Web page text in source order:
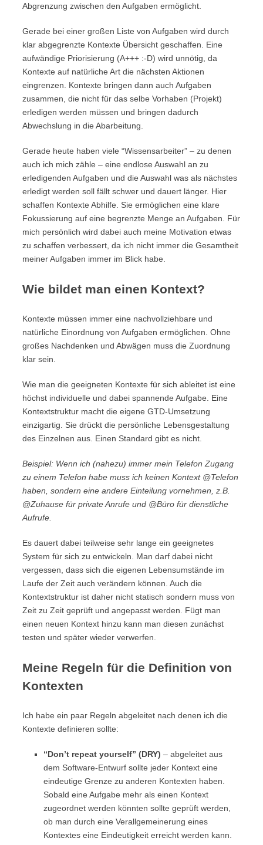
Abgrenzung zwischen den Aufgaben ermöglicht.
Gerade bei einer großen Liste von Aufgaben wird durch
klar abgegrenzte Kontexte Übersicht geschaffen. Eine
aufwändige Priorisierung (A+++ :-D) wird unnötig, da
Kontexte auf natürliche Art die nächsten Aktionen
eingrenzen. Kontexte bringen dann auch Aufgaben
zusammen, die nicht für das selbe Vorhaben (Projekt)
erledigen werden müssen und bringen dadurch
Abwechslung in die Abarbeitung.
Gerade heute haben viele “Wissensarbeiter” – zu denen
auch ich mich zähle – eine endlose Auswahl an zu
erledigenden Aufgaben und die Auswahl was als nächstes
erledigt werden soll fällt schwer und dauert länger. Hier
schaffen Kontexte Abhilfe. Sie ermöglichen eine klare
Fokussierung auf eine begrenzte Menge an Aufgaben. Für
mich persönlich wird dabei auch meine Motivation etwas
zu schaffen verbessert, da ich nicht immer die Gesamtheit
meiner Aufgaben immer im Blick habe.
Wie bildet man einen Kontext?
Kontexte müssen immer eine nachvollziehbare und
natürliche Einordnung von Aufgaben ermöglichen. Ohne
großes Nachdenken und Abwägen muss die Zuordnung
klar sein.
Wie man die geeigneten Kontexte für sich ableitet ist eine
höchst individuelle und dabei spannende Aufgabe. Eine
Kontextstruktur macht die eigene GTD-Umsetzung
einzigartig. Sie drückt die persönliche Lebensgestaltung
des Einzelnen aus. Einen Standard gibt es nicht.
Beispiel: Wenn ich (nahezu) immer mein Telefon Zugang
zu einem Telefon habe muss ich keinen Kontext @Telefon
haben, sondern eine andere Einteilung vornehmen, z.B.
@Zuhause für private Anrufe und @Büro für dienstliche
Aufrufe.
Es dauert dabei teilweise sehr lange ein geeignetes
System für sich zu entwickeln. Man darf dabei nicht
vergessen, dass sich die eigenen Lebensumstände im
Laufe der Zeit auch verändern können. Auch die
Kontextstruktur ist daher nicht statisch sondern muss von
Zeit zu Zeit geprüft und angepasst werden. Fügt man
einen neuen Kontext hinzu kann man diesen zunächst
testen und später wieder verwerfen.
Meine Regeln für die Definition von
Kontexten
Ich habe ein paar Regeln abgeleitet nach denen ich die
Kontexte definieren sollte:
“Don’t repeat yourself” (DRY) – abgeleitet aus
dem Software-Entwurf sollte jeder Kontext eine
eindeutige Grenze zu anderen Kontexten haben.
Sobald eine Aufgabe mehr als einen Kontext
zugeordnet werden könnten sollte geprüft werden,
ob man durch eine Verallgemeinerung eines
Kontextes eine Eindeutigkeit erreicht werden kann.